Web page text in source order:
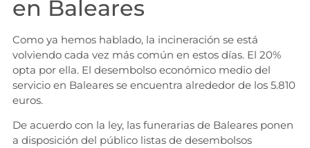
en Baleares
Como ya hemos hablado, la incineración se está
volviendo cada vez más común en estos días. El 20%
opta por ella. El desembolso económico medio del
servicio en Baleares se encuentra alrededor de los 5.810
euros.
De acuerdo con la ley, las funerarias de Baleares ponen
a disposición del público listas de desembolsos